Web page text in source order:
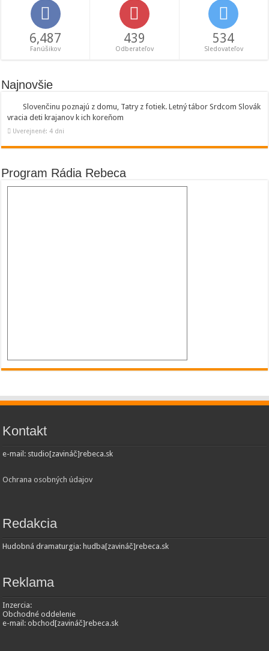
6,487
Fanúšikov
439
Odberateľov
534
Sledovateľov
Najnovšie
Slovenčinu poznajú z domu, Tatry z fotiek. Letný tábor Srdcom Slovák
vracia deti krajanov k ich koreňom
Uverejnené: 4 dni
Program Rádia Rebeca
Kontakt
e-mail: studio[zavináč]rebeca.sk
Ochrana osobných údajov
Redakcia
Hudobná dramaturgia: hudba[zavináč]rebeca.sk
Reklama
Inzercia:
Obchodné oddelenie
e-mail: obchod[zavináč]rebeca.sk